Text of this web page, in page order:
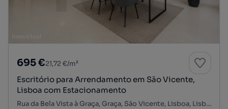
695 €21,72 €/m²
Escritório para Arrendamento em São Vicente,
Lisboa com Estacionamento
Rua da Bela Vista à Graça, Graça, São Vicente, Lisboa, Lisboa